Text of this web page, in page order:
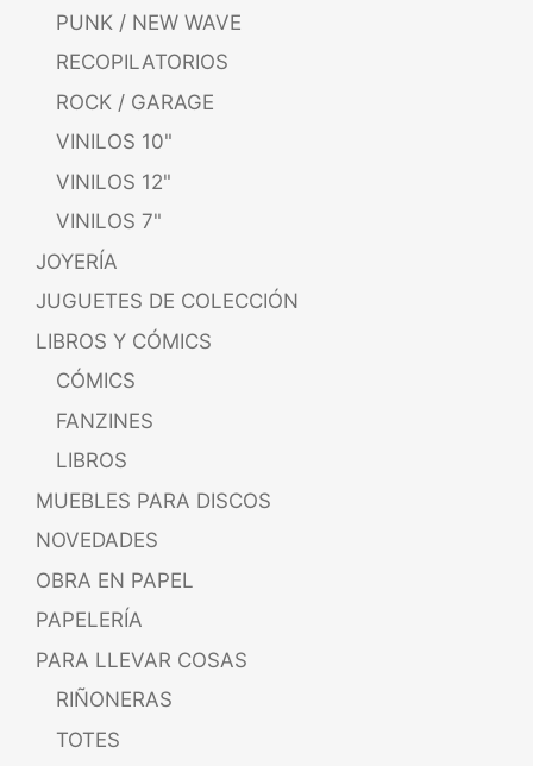
PUNK / NEW WAVE
RECOPILATORIOS
ROCK / GARAGE
VINILOS 10"
VINILOS 12"
VINILOS 7"
JOYERÍA
JUGUETES DE COLECCIÓN
LIBROS Y CÓMICS
CÓMICS
FANZINES
LIBROS
MUEBLES PARA DISCOS
NOVEDADES
OBRA EN PAPEL
PAPELERÍA
PARA LLEVAR COSAS
RIÑONERAS
TOTES